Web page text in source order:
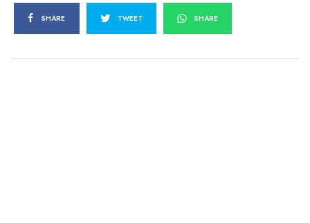
SHARE TWEET SHARE